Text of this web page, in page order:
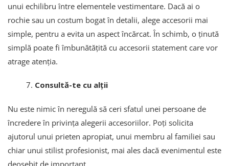
unui echilibru între elementele vestimentare. Dacă ai o
rochie sau un costum bogat în detalii, alege accesorii mai
simple, pentru a evita un aspect încărcat. În schimb, o ținută
simplă poate fi îmbunătățită cu accesorii statement care vor
atrage atenția.
Consultă-te cu alții
Nu este nimic în neregulă să ceri sfatul unei persoane de
încredere în privința alegerii accesoriilor. Poți solicita
ajutorul unui prieten apropiat, unui membru al familiei sau
chiar unui stilist profesionist, mai ales dacă evenimentul este